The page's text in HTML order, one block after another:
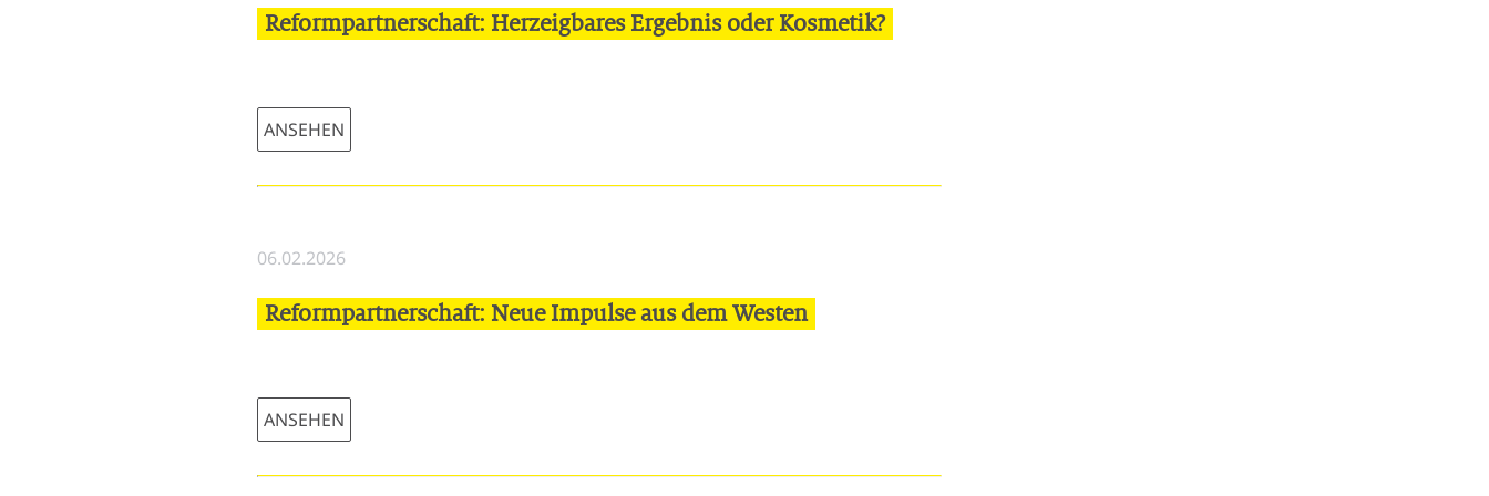
Reformpartnerschaft: Herzeigbares Ergebnis oder Kosmetik?
ANSEHEN
06.02.2026
Reformpartnerschaft: Neue Impulse aus dem Westen
ANSEHEN